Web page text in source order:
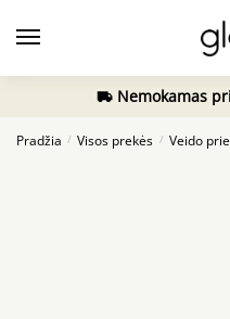
Nemokamas
Pradžia / Visos prekės / Veido